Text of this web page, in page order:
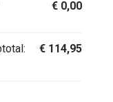
€ 0,00
€ 114,95